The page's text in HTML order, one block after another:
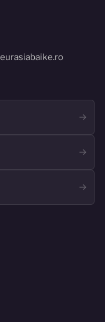
→
→
→